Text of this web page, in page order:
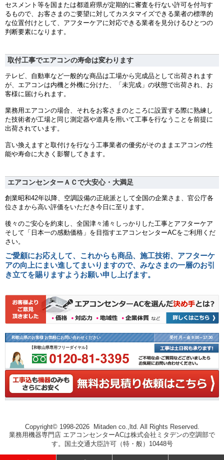
セスメント等を国または都道府県が定期的に審査を行ない許可を付与す
るもので、お客さまのご要望に対してカスタマイズできる業者の標準的
な位置付けとして、アフターケアに対応できる業者を見分けるひとつの
判断要素になります。
取付工事でエアコンの寿命は変わります
テレビ、自動車など一般的な商品は工場から完成品として出荷されます
が、エアコンは内機と外機に分けた、「未完成」の状態で出荷され、お
客様に届けられます。
業務用エアコンの場合、それをお客さまのところに設置する際に熟練し
た技術者が工場と同じ測定器や道具を用いて工事を行なうことを前提に
出荷されています。
言い換えますと取付けを行なう工事業者の優劣がそのままエアコンの性
能や寿命に大きく影響してきます。
エアコンセンターＡＣで大安心・大満足
創業昭和42年以降、空調設備の正統派として全国の企業さま、官公庁各
位さまから高い評価をいただき今日に至ります。
後々のご安心を約束し、全国津々浦々しっかりした工事とアフターケア
そして「日本一の感動価格」を目指すエアコンセンターACをご利用くだ
さい。
ご愛顧にお応えして、これからも商品、施工技術、アフターケ
アの向上にまい進してまいりますので、みなさまの一層のお引
き立てを賜りますようお願い申し上げます。
和歌山県のお客様 お気軽にお問い合わせください 受付 月～金 9:00～17:30
【和歌山県専用フリーダイヤル】
Copyright© 1998-2026 Mitaden co.,ltd. All Rights Reserved.
業務用機器専門店 エアコンセンターACは株式会社ミタデンの空調部で
す。国土交通大臣許可（特・般）10448号